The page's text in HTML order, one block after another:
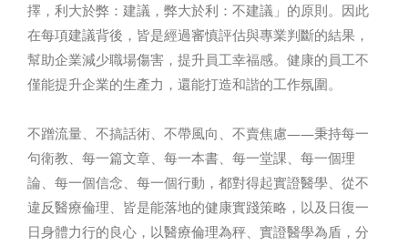
擇，利大於弊：建議，弊大於利：不建議」的原則。因此
在每項建議背後，皆是經過審慎評估與專業判斷的結果，
幫助企業減少職場傷害，提升員工幸福感。健康的員工不
僅能提升企業的生產力，還能打造和諧的工作氛圍。
不蹭流量、不搞話術、不帶風向、不賣焦慮——秉持每一
句衛教、每一篇文章、每一本書、每一堂課、每一個理
論、每一個信念、每一個行動，都對得起實證醫學、從不
違反醫療倫理、皆是能落地的健康實踐策略，以及日復一
日身體力行的良心，以醫療倫理為秤、實證醫學為盾，分